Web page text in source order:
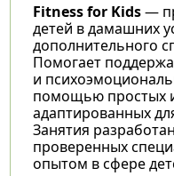
Fitness for Kids—
детей в дамашних
дополнительного
Помогает
и
помощью простых
адаптированных
Занятия
проверенных
опытом в сфере